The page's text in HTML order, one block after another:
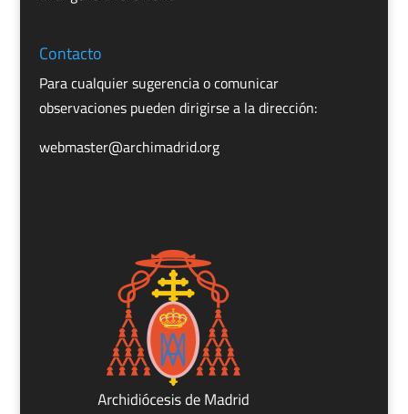
Contacto
Para cualquier sugerencia o comunicar
observaciones pueden dirigirse a la dirección:
webmaster@archimadrid.org